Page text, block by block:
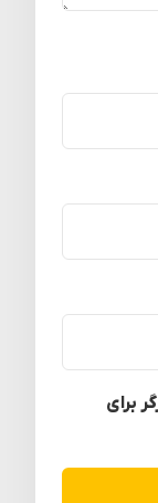
برای